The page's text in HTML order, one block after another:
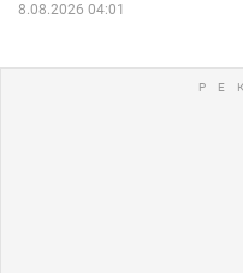
8.08.2026 04:01